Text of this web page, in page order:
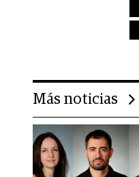
Más noticias